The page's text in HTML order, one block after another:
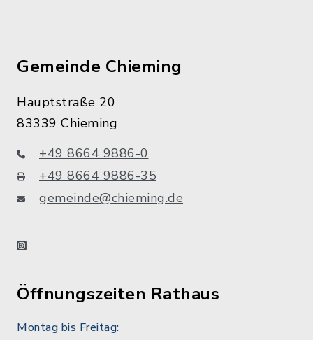
Gemeinde Chieming
Hauptstraße 20
83339 Chieming
+49 8664 9886-0
+49 8664 9886-35
gemeinde@chieming.de
instagram
Öffnungszeiten Rathaus
Montag bis Freitag: